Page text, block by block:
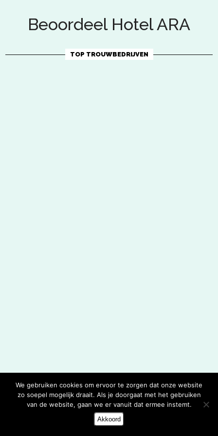
Beoordeel Hotel ARA
TOP TROUWBEDRIJVEN
We gebruiken cookies om ervoor te zorgen dat onze website
zo soepel mogelijk draait. Als je doorgaat met het gebruiken
van de website, gaan we er vanuit dat ermee instemt.
Akkoord